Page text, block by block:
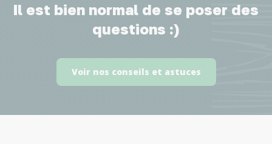
Il est bien normal de se poser des
questions :)
Voir nos conseils et astuces